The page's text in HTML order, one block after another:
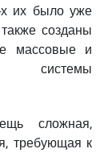
х их было уже
созданы
массовые и
системы
сложная,
требующая к